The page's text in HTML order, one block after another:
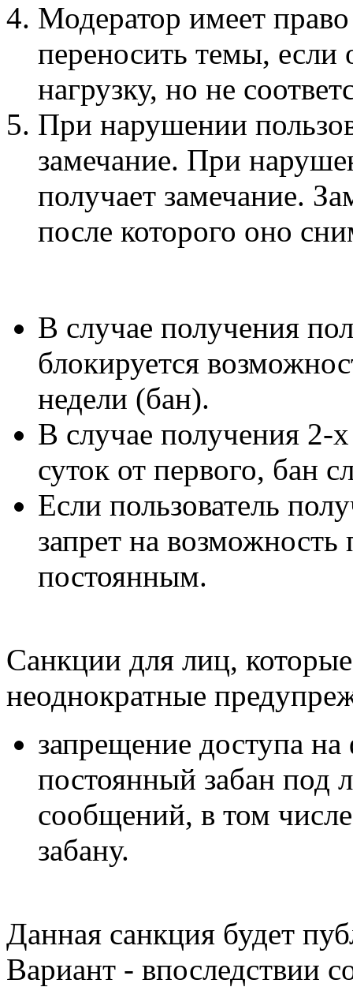
Модератор имеет
переносить темы,
нагрузку, но не
При нарушении
замечание. При
получает замечание.
после которого оно
В случае получения
блокируется
недели (бан).
В случае получения 2-
суток от первого, бан
Если пользователь
запрет на возможность
постоянным.
Санкции для лиц,
неоднократные
запрещение доступа
постоянный забан под
сообщений, в том
забану.
Данная санкция будет
Вариант - впоследствии